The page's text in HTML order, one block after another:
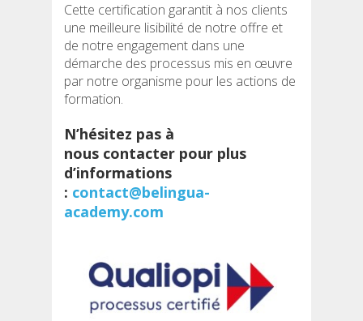
Cette certification garantit à nos clients
une meilleure lisibilité de notre offre et
de notre engagement dans une
démarche des processus mis en œuvre
par notre organisme pour les actions de
formation.
N’hésitez pas à
nous contacter pour plus
d’informations
: contact@belingua-
academy.com